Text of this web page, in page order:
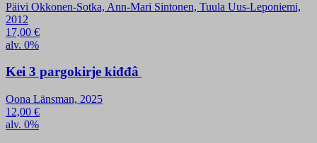
Päivi Okkonen-Sotka, Ann-Mari Sintonen, Tuula Uus-Leponiemi,
2012
17,00 €
alv. 0%
Kei 3 pargokirje kiđđâ
Oona Länsman, 2025
12,00 €
alv. 0%